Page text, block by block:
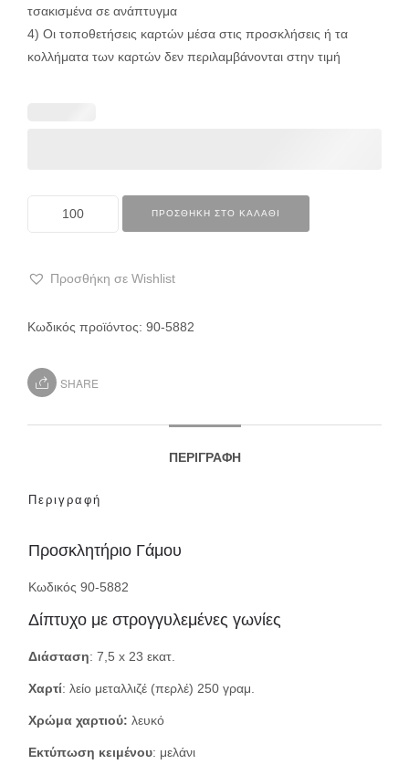
τσακισμένα σε ανάπτυγμα
4) Οι τοποθετήσεις καρτών μέσα στις προσκλήσεις ή τα
κολλήματα των καρτών δεν περιλαμβάνονται στην τιμή
ΠΡΟΣΘΉΚΗ ΣΤΟ ΚΑΛΆΘΙ
Προσθήκη σε Wishlist
Κωδικός προϊόντος: 90-5882
SHARE
ΠΕΡΙΓΡΑΦΉ
Περιγραφή
Προσκλητήριο Γάμου
Κωδικός 90-5882
Δίπτυχο με στρογγυλεμένες γωνίες
Διάσταση: 7,5 x 23 εκατ.
Χαρτί: λείο μεταλλιζέ (περλέ) 250 γραμ.
Χρώμα χαρτιού: λευκό
Εκτύπωση κειμένου: μελάνι